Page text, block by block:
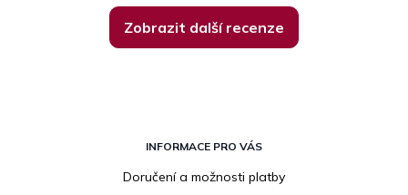
Zobrazit další recenze
INFORMACE PRO VÁS
Doručení a možnosti platby